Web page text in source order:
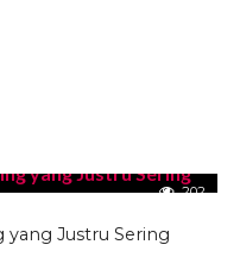
202
yang Justru Sering